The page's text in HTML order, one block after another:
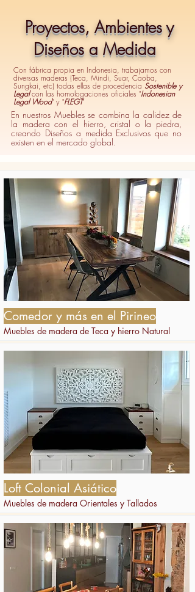
​ Proyectos, Ambientes y
Diseños a Medida
Con fábrica propia en Indonesia, trabajamos con
diversas maderas (Teca, Mindi, Suar, Caoba,
Sungkai, etc) todas ellas de procedencia Sostenible y
Legal con las homologaciones oficiales "Indonesian
Legal Wood" y "FLEGT"
En nuestros Muebles se combina la calidez de
la madera con el hierro, cristal o la piedra,
creando Diseños a medida Exclusivos que no
existen en el mercado global.
Comedor y más en el Pirineo
Muebles de madera de Teca y hierro Natural
Loft Colonial Asiático
Muebles de madera Orientales y Tallados